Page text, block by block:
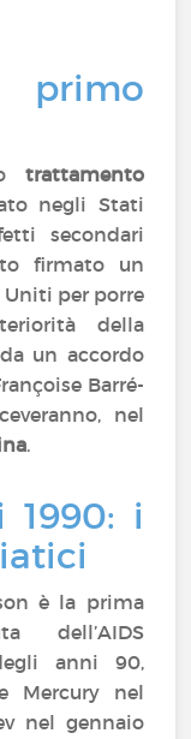
trattamento
negli Stati
secondari
firmato un
Uniti per porre
della
un accordo
Barré-
nel
.
1990: i
è la prima
dell’AIDS
anni 90,
Mercury nel
nel gennaio